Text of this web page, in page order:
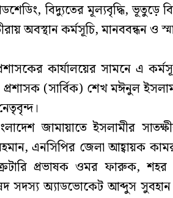
বিদ্যুতের মূল্যবৃদ্ধি, ভূতুড়ে
অবস্থান কর্মসূচি, মানববন্ধন ও
কার্যালয়ের সামনে এ
প্রশাসক (সার্বিক) শেখ মঈনুল
জামায়াতে ইসলামীর
এনসিপির জেলা আহ্বায়ক
প্রভাষক ওমর ফারুক, শহর
সদস্য অ্যাডভোকেট আব্দুস